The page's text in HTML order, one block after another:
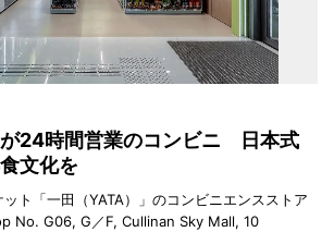
24時間営業のコンビニ 日本式
文化を
ト「一田（YATA）」のコンビニエンスストア
No. G06, G／F, Cullinan Sky Mall, 10